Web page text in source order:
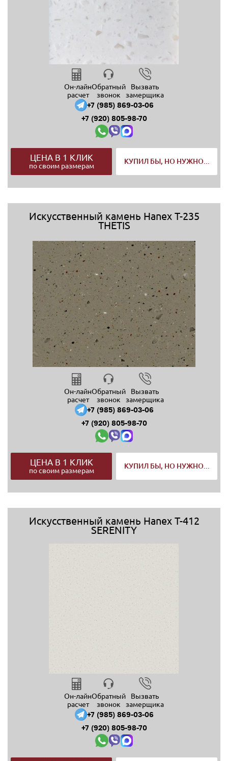
Он-лайн
расчет
Обратный
звонок
Вызвать
замерщика
+7 (985) 869-03-06
+7 (920) 805-98-70
ЦЕНА В 1 КЛИК
по своим размерам
КУПИЛ БЫ, НО НУЖНО...
Искусственный камень Hanex T-235
THETIS
Он-лайн
расчет
Обратный
звонок
Вызвать
замерщика
+7 (985) 869-03-06
+7 (920) 805-98-70
ЦЕНА В 1 КЛИК
по своим размерам
КУПИЛ БЫ, НО НУЖНО...
Искусственный камень Hanex T-412
SERENITY
Он-лайн
расчет
Обратный
звонок
Вызвать
замерщика
+7 (985) 869-03-06
+7 (920) 805-98-70